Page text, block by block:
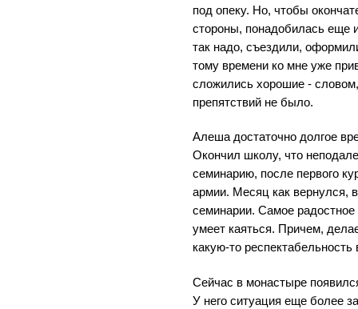
под опеку. Но, чтобы
стороны, понадобилась еще
так надо, съездили,
тому времени ко мне уже
сложились хорошие -
препятствий не было.
Алеша достаточно долгое
Окончил школу, что
семинарию, после первого
армии. Месяц как вернулся,
семинарии. Самое
умеет каяться. Причем,
какую-то респектабельность
Сейчас в монастыре
У него ситуация еще более